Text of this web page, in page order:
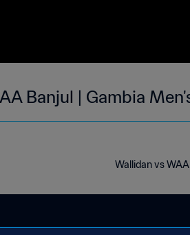
Banjul | Gambia
Wallidan vs